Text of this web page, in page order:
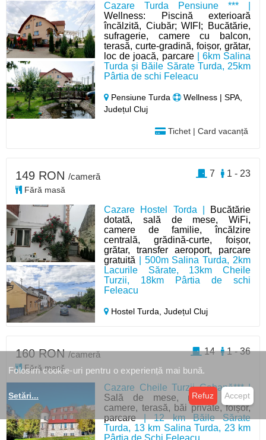
Cazare Turda Pensiune *** |
Wellness: Piscină exterioară
încălzită, Ciubăr; WIFI; Bucătărie,
sufragerie, camere cu balcon,
terasă, curte-gradină, foișor, grătar,
loc de joacă, parcare| 6km Salina
Turda și Băile Sărate Turda, 25km
Pârtia de schi Feleacu
Pensiune Turda
Wellness | SPA,
Județul Cluj
Tichet | Card vacanță
Cazare Hostel Torda |
Bucătărie
dotată, sală de mese, WiFi,
camere de familie, încălzire
centrală, grădină-curte, foișor,
grătar, transfer aeroport, parcare
gratuită | 500m Salina Turda, 2km
Lacurile Sărate, 13km Cheile
Turzii, 18km Pârtia de schi
Feleacu
Hostel Turda,Județul Cluj
149 RON /cameră
Fără masă
1 - 23
7
Cazare Cheile Turzii Cabană*** |
Sală de mese, masă, Tv în
camere, terasă, băi private, foișor,
parcare| 12 km Băile Sărate
Turda, 13 km Salina Turda, 23 km
Pârtia de Schi Feleacu
160 RON/cameră
Fără masă
1 - 36
14
Folosim cookie-uri pentru o experiență mai bună.
Setări... Refuz Accept